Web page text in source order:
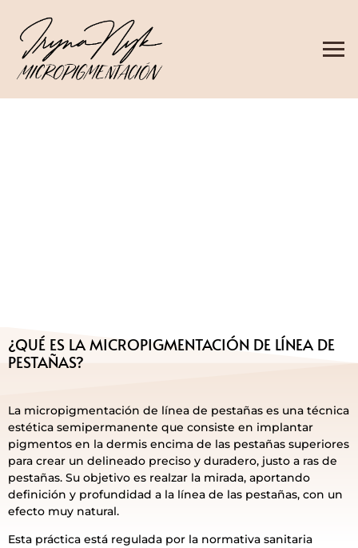
¿QUÉ ES LA MICROPIGMENTACIÓN DE LÍNEA DE
PESTAÑAS?
La micropigmentación de línea de pestañas es una técnica
estética semipermanente que consiste en implantar
pigmentos en la dermis encima de las pestañas superiores
para crear un delineado preciso y duradero, justo a ras de
pestañas. Su objetivo es realzar la mirada, aportando
definición y profundidad a la línea de las pestañas, con un
efecto muy natural.
Esta práctica está regulada por la normativa sanitaria